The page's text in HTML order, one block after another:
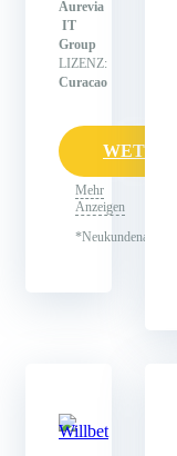
Aurevia
IT
Group
LIZENZ:
Curacao
WETTEN
Mehr
Anzeigen
*Neukundenangebot